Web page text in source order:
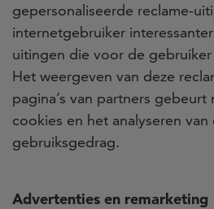
gepersonaliseerde reclame-
internetgebruiker
uitingen die voor de
Het weergeven van deze
pagina’s van partners
cookies en het analyseren van
gebruiksgedrag.
Advertenties en remarketing